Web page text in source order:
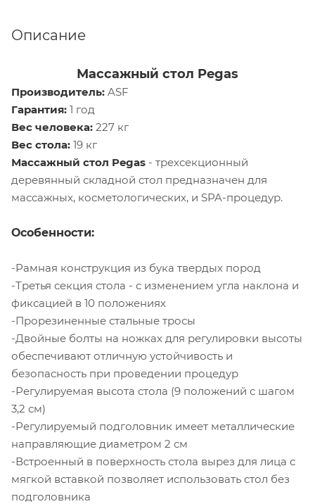
Описание
Массажный стол Pegas
Производитель: ASF
Гарантия: 1 год
Вес человека: 227 кг
Вес стола: 19 кг
Массажный стол Pegas - трехсекционный
деревянный складной стол предназначен для
массажных, косметологических, и SPA-процедур.
Особенности:
-Рамная конструкция из бука твердых пород
-Третья секция стола - с изменением угла наклона и
фиксацией в 10 положениях
-Прорезиненные стальные тросы
-Двойные болты на ножках для регулировки высоты
обеспечивают отличную устойчивость и
безопасность при проведении процедур
-Регулируемая высота стола (9 положений с шагом
3,2 см)
-Регулируемый подголовник имеет металлические
направляющие диаметром 2 см
-Встроенный в поверхность стола вырез для лица с
мягкой вставкой позволяет использовать стол без
подголовника